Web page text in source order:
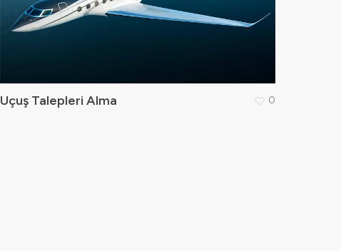
Uçuş Talepleri Alma 0